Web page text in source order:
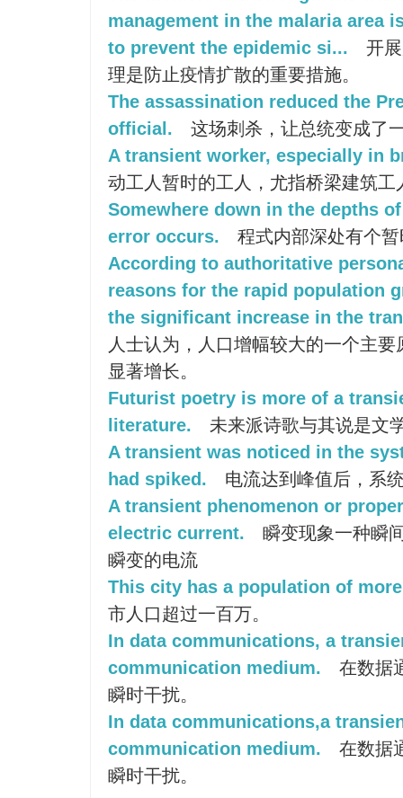
management in the malaria area
to prevent the epidemic si...
开
理是防止疫情扩散的重要措施。
The assassination reduced the
official.
这场刺杀，让总统变成了
A transient worker, especially in
动工人暂时的工人，尤指桥梁建筑工
Somewhere down in the depths
error occurs.
程式内部深处有个
According to authoritative
reasons for the rapid population
the significant increase in the
人士认为，人口增幅较大的一个主
显著增长。
Futurist poetry is more of a
literature.
未来派诗歌与其说是文
A transient was noticed in the
had spiked.
电流达到峰值后，系
A transient phenomenon or
electric current.
瞬变现象一种瞬
瞬变的电流
This city has a population of
市人口超过一百万。
In data communications, a
communication medium.
在数据
瞬时干扰。
In data communications,a
communication medium.
在数据
瞬时干扰。